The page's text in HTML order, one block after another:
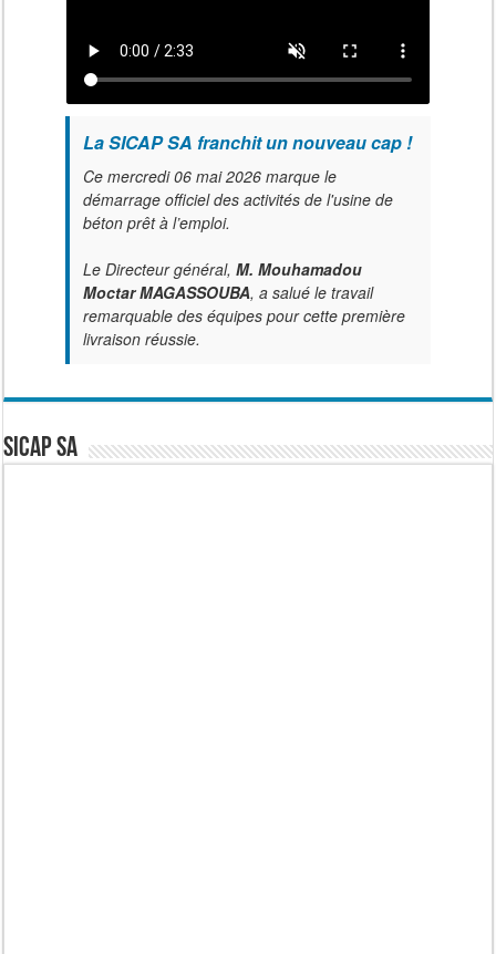
La SICAP SA franchit un nouveau cap !
Ce mercredi 06 mai 2026 marque le
démarrage officiel des activités de l'usine de
béton prêt à l’emploi.
Le Directeur général, M. Mouhamadou
Moctar MAGASSOUBA, a salué le travail
remarquable des équipes pour cette première
livraison réussie.
SICAP SA